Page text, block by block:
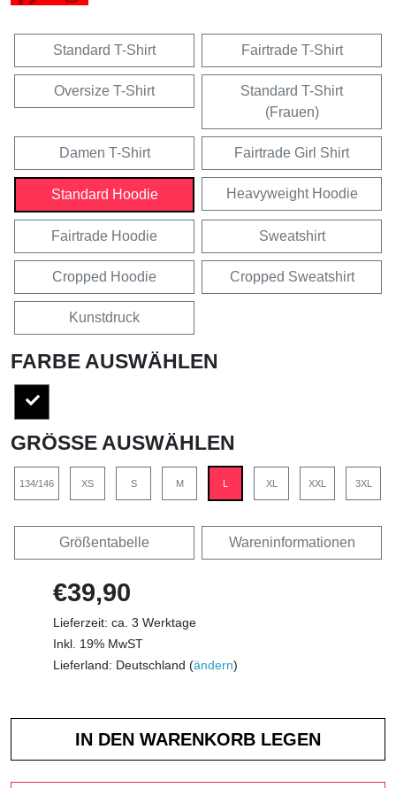
Standard T-Shirt Fairtrade T-Shirt
Oversize T-Shirt
Standard T-Shirt
(Frauen)
Damen T-Shirt Fairtrade Girl Shirt
Standard Hoodie Heavyweight Hoodie
Fairtrade Hoodie Sweatshirt
Cropped Hoodie Cropped Sweatshirt
Kunstdruck
FARBE AUSWÄHLEN
GRÖSSE AUSWÄHLEN
134/146 XS S M L XL XXL 3XL
Größentabelle Wareninformationen
€39,90
Lieferzeit: ca. 3 Werktage
Inkl. 19% MwST
Lieferland: Deutschland (ändern)